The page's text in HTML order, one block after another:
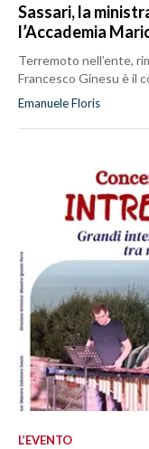
Sassari, la
l’Accademia
Terremoto nell’ente,
Francesco Ginesu è il
Emanuele Floris
L’EVENTO